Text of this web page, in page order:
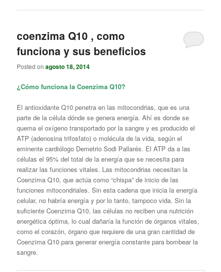
coenzima Q10 , como
funciona y sus beneficios
Posted onagosto 18, 2014
¿Cómo funciona la Coenzima Q10?
El antioxidante Q10 penetra en las mitocondrias, que es una
parte de la célula dónde se genera energía. Ahí es donde se
quema el oxígeno transportado por la sangre y es producido el
ATP (adenosina trifosfato) o molécula de la vida, según el
eminente cardiólogo Demetrio Sodi Pallarés. El ATP da a las
células el 95% del total de la energía que se necesita para
realizar las funciones vitales. Las mitocondrias necesitan la
Coenzima Q10, que actúa como “chispa” de inicio de las
funciones mitocondriales. Sin esta cadena que inicia la energía
celular, no habría energía y por lo tanto, tampoco vida. Sin la
suficiente Coenzima Q10, las células no reciben una nutrición
energética óptima, lo cual dañaría la función de órganos vitales,
como el corazón, órgano que requiere de una gran cantidad de
Coenzima Q10 para generar energía constante para bombear la
sangre.